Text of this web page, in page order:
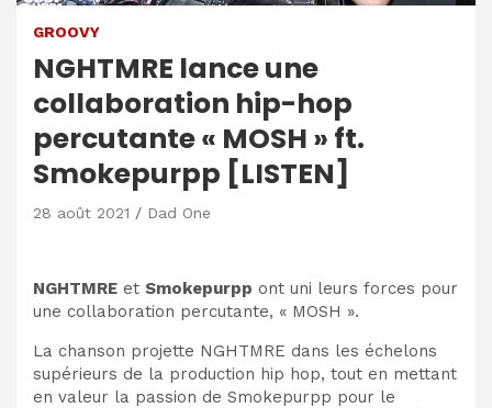
GROOVY
NGHTMRE lance une
collaboration hip-hop
percutante « MOSH » ft.
Smokepurpp [LISTEN]
28 août 2021 Dad One
NGHTMRE et Smokepurpp ont uni leurs forces pour
une collaboration percutante, « MOSH ».
La chanson projette NGHTMRE dans les échelons
supérieurs de la production hip hop, tout en mettant
en valeur la passion de Smokepurpp pour le